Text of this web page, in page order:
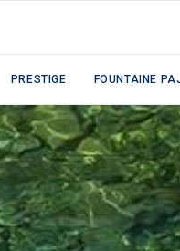
PRESTIGE FOUNTAINE